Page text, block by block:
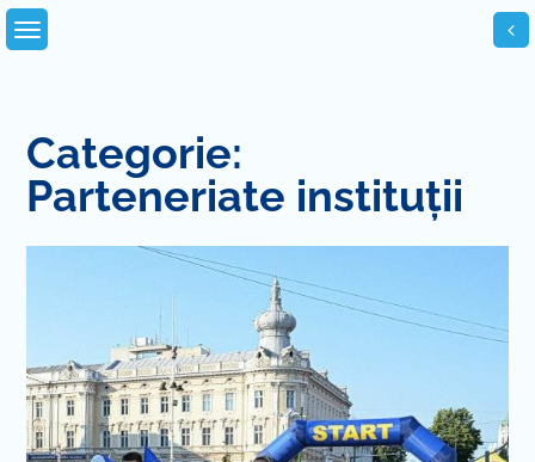
Skip
Categorie:
Parteneriate instituții